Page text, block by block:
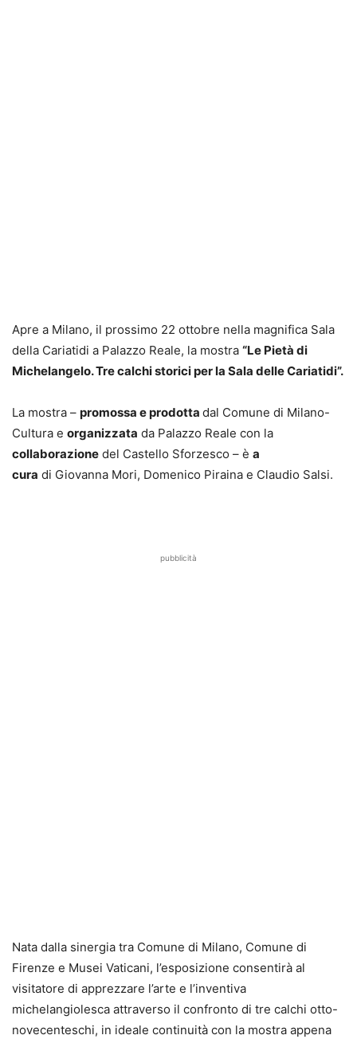
Apre a Milano, il prossimo 22 ottobre nella magnifica Sala
della Cariatidi a Palazzo Reale, la mostra “Le Pietà di
Michelangelo. Tre calchi storici per la Sala delle Cariatidi”.
La mostra – promossa e prodotta dal Comune di Milano-
Cultura e organizzata da Palazzo Reale con la
collaborazione del Castello Sforzesco – è a
cura di Giovanna Mori, Domenico Piraina e Claudio Salsi.
pubblicità
Nata dalla sinergia tra Comune di Milano, Comune di
Firenze e Musei Vaticani, l’esposizione consentirà al
visitatore di apprezzare l’arte e l’inventiva
michelangiolesca attraverso il confronto di tre calchi otto-
novecenteschi, in ideale continuità con la mostra appena